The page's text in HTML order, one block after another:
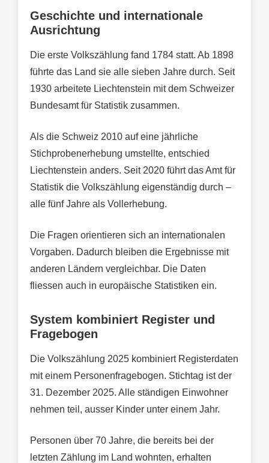
Geschichte und internationale
Ausrichtung
Die erste Volkszählung fand 1784 statt. Ab 1898
führte das Land sie alle sieben Jahre durch. Seit
1930 arbeitete Liechtenstein mit dem Schweizer
Bundesamt für Statistik zusammen.
Als die Schweiz 2010 auf eine jährliche
Stichprobenerhebung umstellte, entschied
Liechtenstein anders. Seit 2020 führt das Amt für
Statistik die Volkszählung eigenständig durch –
alle fünf Jahre als Vollerhebung.
Die Fragen orientieren sich an internationalen
Vorgaben. Dadurch bleiben die Ergebnisse mit
anderen Ländern vergleichbar. Die Daten
fliessen auch in europäische Statistiken ein.
System kombiniert Register und
Fragebogen
Die Volkszählung 2025 kombiniert Registerdaten
mit einem Personenfragebogen. Stichtag ist der
31. Dezember 2025. Alle ständigen Einwohner
nehmen teil, ausser Kinder unter einem Jahr.
Personen über 70 Jahre, die bereits bei der
letzten Zählung im Land wohnten, erhalten